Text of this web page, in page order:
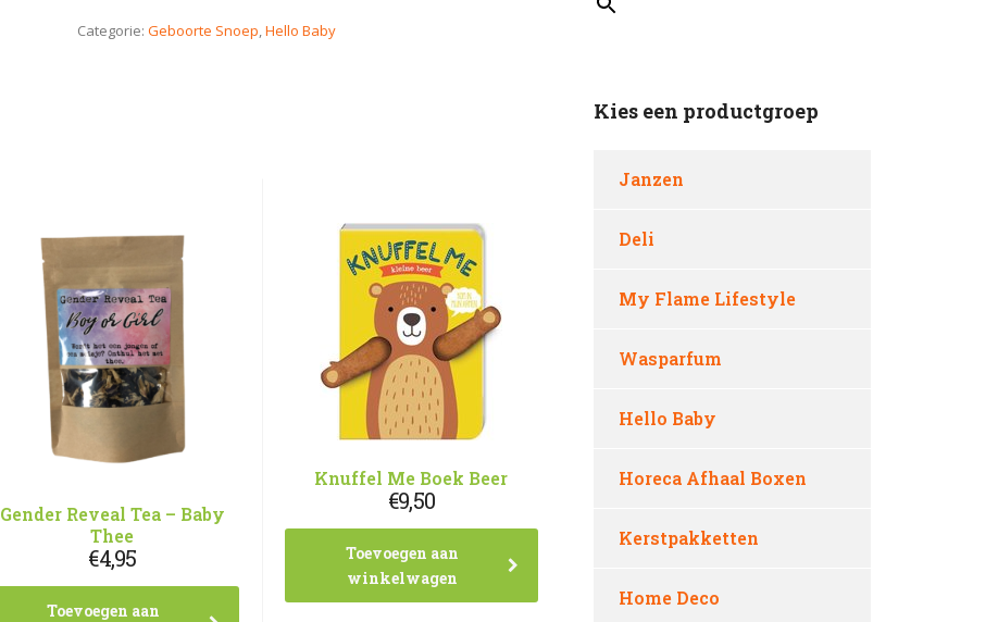
Categorie: Geboorte Snoep,Hello Baby
Gender Reveal Tea – Baby
Thee
€4,95
Toevoegen aan
Knuffel Me Boek Beer
€9,50
Toevoegen aan
winkelwagen
Kies een productgroep
Janzen
Deli
My Flame Lifestyle
Wasparfum
Hello Baby
Horeca Afhaal Boxen
Kerstpakketten
Home Deco